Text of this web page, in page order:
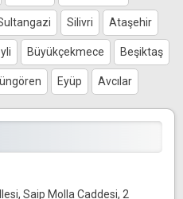
WhatsApp İhbar
Silivri Ataşehir
Büyükçekmece Beşiktaş
Eyüp Avcılar
Saip Molla Caddesi, 2